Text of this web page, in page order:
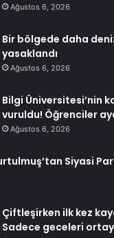
Ağustos 6, 2026
Bir bölgede daha
yasaklandı
Ağustos 6, 2026
Bilgi Üniversitesi’nin
vuruldu! Öğrenciler
Ağustos 6, 2026
Siyasi
Çiftleşirken ilk kez
Sadece geceleri